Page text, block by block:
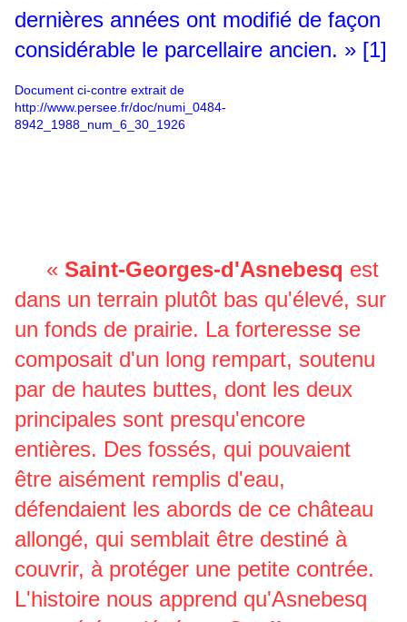
dernières années ont modifié de façon
considérable le parcellaire ancien. » [1]
Document ci-contre extrait de
http://www.persee.fr/doc/numi_0484-
8942_1988_num_6_30_1926
« Saint-Georges-d'Asnebesq est
dans un terrain plutôt bas qu'élevé, sur
un fonds de prairie. La forteresse se
composait d'un long rempart, soutenu
par de hautes buttes, dont les deux
principales sont presqu'encore
entières. Des fossés, qui pouvaient
être aisément remplis d'eau,
défendaient les abords de ce château
allongé, qui semblait être destiné à
couvrir, à protéger une petite contrée.
L'histoire nous apprend qu'Asnebesq